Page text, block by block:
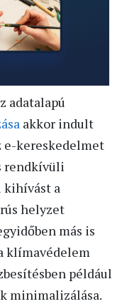
adatalapú
akkor indult
e-kereskedelmet
rendkívüli
kihívást a
helyzet
más is
klímavédelem
például
minimalizálása.